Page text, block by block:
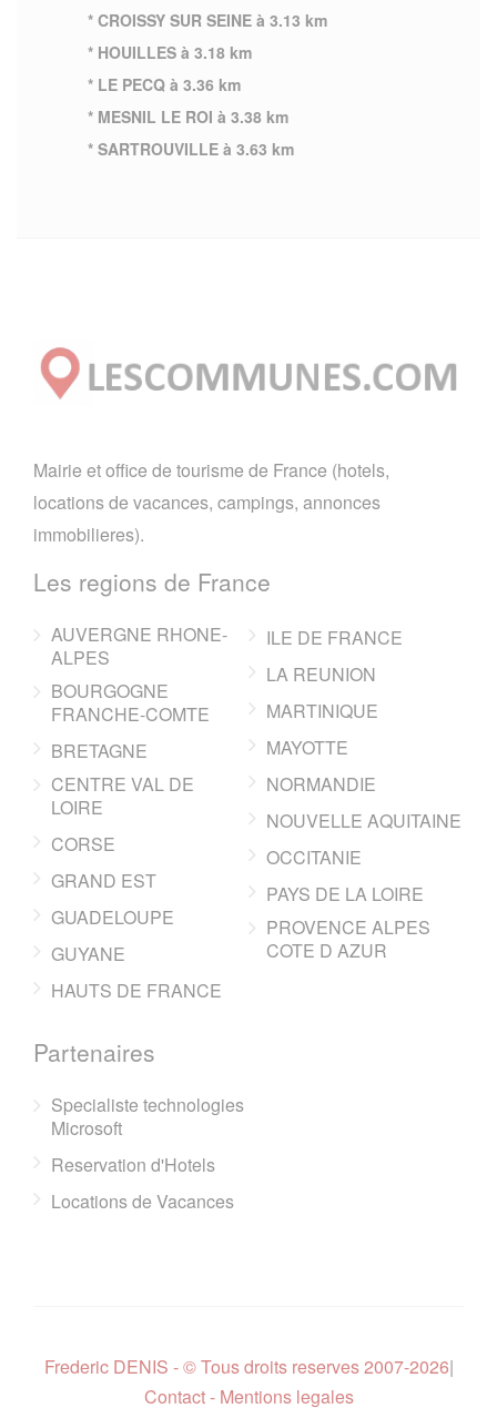
* CROISSY SUR SEINE à 3.13 km
* HOUILLES à 3.18 km
* LE PECQ à 3.36 km
* MESNIL LE ROI à 3.38 km
* SARTROUVILLE à 3.63 km
Mairie et office de tourisme de France (hotels,
locations de vacances, campings, annonces
immobilieres).
Les regions de France
AUVERGNE RHONE-
ALPES
BOURGOGNE
FRANCHE-COMTE
BRETAGNE
CENTRE VAL DE
LOIRE
CORSE
GRAND EST
GUADELOUPE
GUYANE
HAUTS DE FRANCE
ILE DE FRANCE
LA REUNION
MARTINIQUE
MAYOTTE
NORMANDIE
NOUVELLE AQUITAINE
OCCITANIE
PAYS DE LA LOIRE
PROVENCE ALPES
COTE D AZUR
Partenaires
Specialiste technologies
Microsoft
Reservation d'Hotels
Locations de Vacances
Frederic DENIS - © Tous droits reserves 2007-2026|
Contact - Mentions legales